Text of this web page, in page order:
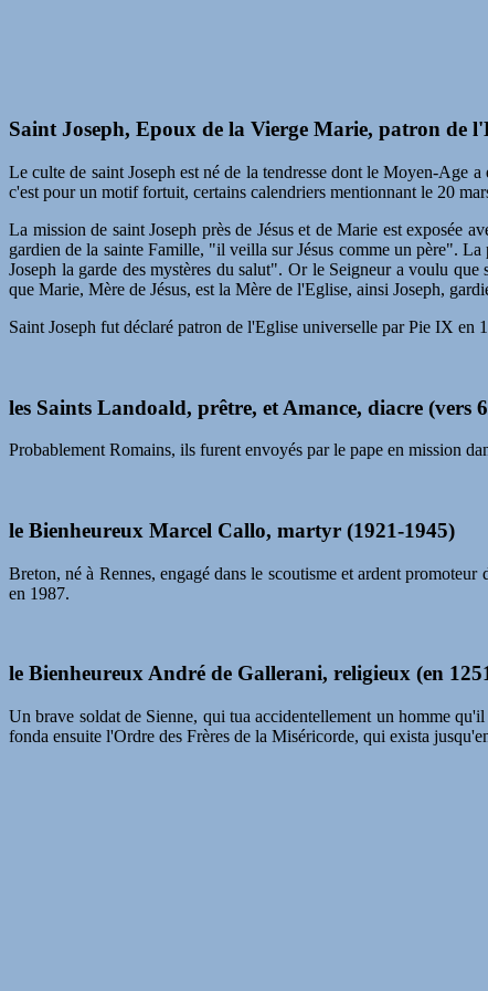
Saint Joseph, Epoux de la Vierge Marie, patron de
Le culte de saint Joseph est né de la tendresse dont le Moyen-Age
c'est pour un motif fortuit, certains calendriers mentionnant le 20
La mission de saint Joseph près de Jésus et de Marie est exposée
gardien de la sainte Famille, "il veilla sur Jésus comme un père".
Joseph la garde des mystères du salut". Or le Seigneur a voulu
que Marie, Mère de Jésus, est la Mère de l'Eglise, ainsi Joseph,
Saint Joseph fut déclaré patron de l'Eglise universelle par Pie IX en
les Saints Landoald, prêtre, et Amance, diacre (vers
Probablement Romains, ils furent envoyés par le pape en mission
le Bienheureux Marcel Callo, martyr (1921-1945)
Breton, né à Rennes, engagé dans le scoutisme et ardent
en 1987.
le Bienheureux André de Gallerani, religieux (en
Un brave soldat de Sienne, qui tua accidentellement un homme
fonda ensuite l'Ordre des Frères de la Miséricorde, qui exista